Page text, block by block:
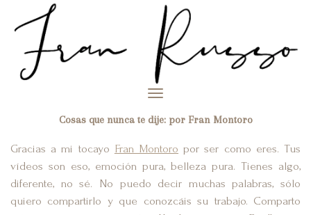
Toggle
Cosas que nunca te dije: por Fran Montoro
Gracias a mi tocayo Fran Montoro por ser como eres. Tus
vídeos son eso, emoción pura, belleza pura. Tienes algo,
diferente, no sé. No puedo decir muchas palabras, sólo
quiero compartirlo y que conozcáis su trabajo. Comparto